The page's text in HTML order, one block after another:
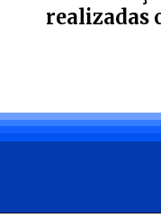
realizadas